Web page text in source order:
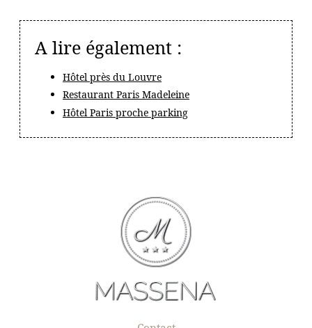
A lire également :
Hôtel près du Louvre
Restaurant Paris Madeleine
Hôtel Paris proche parking